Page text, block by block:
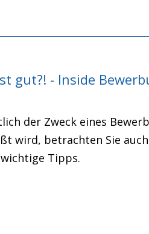
gut?! - Inside
der Zweck eines
wird, betrachten Sie
Tipps.